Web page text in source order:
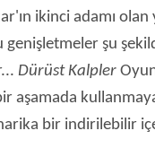
ikinci adamı olan
genişletmeler şu
Dürüst Kalpler
aşamada
bir indirilebilir